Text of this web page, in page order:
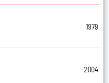
1979
2004